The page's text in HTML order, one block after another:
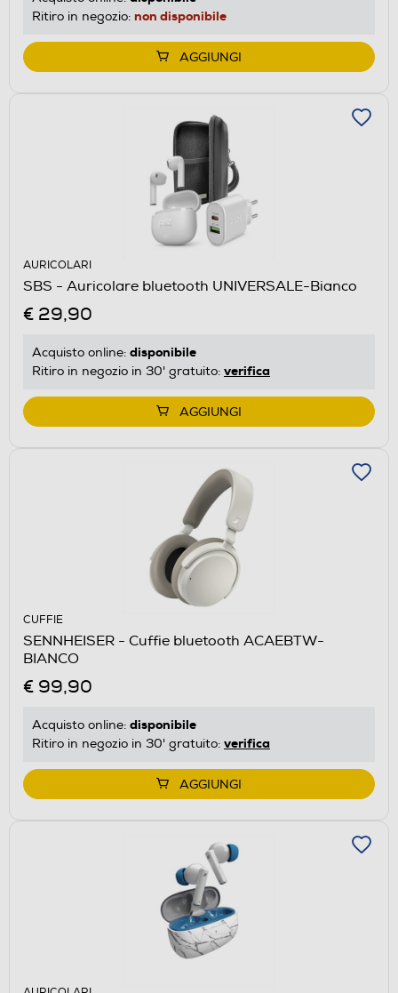
Ritiro in negozio: non disponibile
AGGIUNGI
AURICOLARI
SBS - Auricolare bluetooth UNIVERSALE-Bianco
€ 29,90
Acquisto online: disponibile
Ritiro in negozio in 30' gratuito: verifica
AGGIUNGI
CUFFIE
SENNHEISER - Cuffie bluetooth ACAEBTW-
BIANCO
€ 99,90
Acquisto online: disponibile
Ritiro in negozio in 30' gratuito: verifica
AGGIUNGI